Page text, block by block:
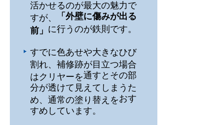
活かせるのが最大の魅力で
すが、
「外壁に傷みが出る
前」 に行うのが鉄則です。
すでに色あせや大きなひび
割れ、補修跡が目立つ場合
はクリヤーを通すとその部
分が透けて見えてしまうた
め、通常の塗り替えをおす
すめしています。